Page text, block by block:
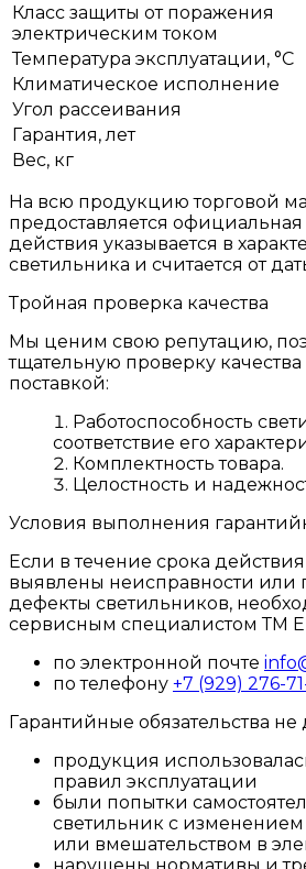
Класс защиты от поражения
электрическим током
Температура эксплуатации, °С
Климатическое исполнение
Угол рассеивания
Гарантия, лет
Вес, кг
На всю продукцию торговой
предоставляется официальная
действия указывается в
светильника и считается от
Тройная проверка качества
Мы ценим свою репутацию,
тщательную проверку
поставкой:
Работоспособность
соответствие его
Комплектность товара.
Целостность и
Условия выполнения
Если в течение срока
выявлены неисправности или
дефекты светильников,
сервисным специалистом ТМ
по электронной почте
по телефону +7 (929) 276-
Гарантийные обязательства не
продукция
правил эксплуатации
были попытки
светильник с изменением
или вмешательством в